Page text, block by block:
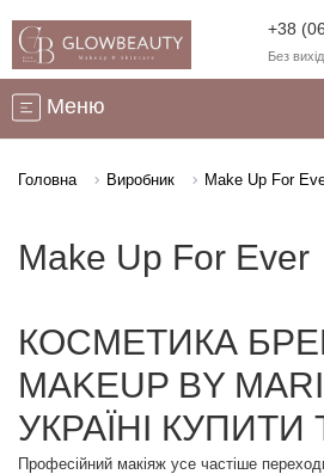
+38
Без
Меню
Головна Виробник Make Up For
Make Up For Ever
КОСМЕТИКА
MAKEUP BY
УКРАЇНІ КУПИТИ
Професійний макіяж усе частіше